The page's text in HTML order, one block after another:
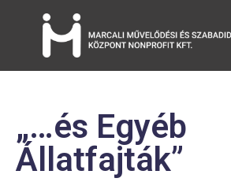
„…és Egyéb
Állatfajták”